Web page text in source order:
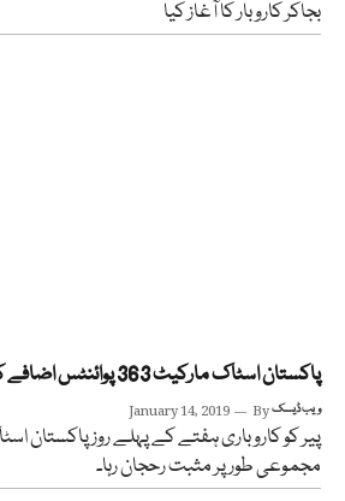
بجاکر کاروبار کا آغاز کیا
پاکستان اسٹاک مارکیٹ 363 پوائنٹس اضافے کے ساتھ بند
January 14, 2019 Byویب ڈیسک
پیر کو کاروباری ہفتے کے پہلے روز پاکستان
مجموعی طور پر مثبت رحجان رہا۔